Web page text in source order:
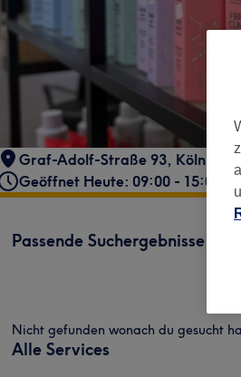
Graf-Adolf-Straße 93, Köln
Geöffnet Heute: 09:00 - 15:00
Passende Suchergebnisse
Nicht gefunden wonach du gesucht
Alle Services